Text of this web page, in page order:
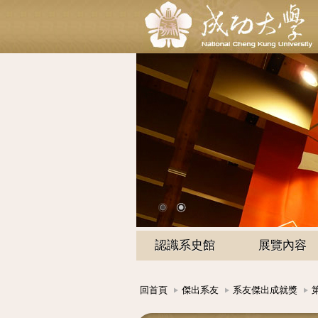
認識系史館 展覽內容
回首頁 傑出系友 系友傑出成就獎